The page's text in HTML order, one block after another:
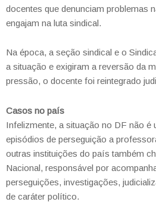
docentes que denunciam problemas
engajam na luta sindical.
Na época, a seção sindical e o
a situação e exigiram a reversão da
pressão, o docente foi reintegrado
Casos no país
Infelizmente, a situação no DF não
episódios de perseguição a
outras instituições do país também
Nacional, responsável por
perseguições, investigações,
de caráter político.